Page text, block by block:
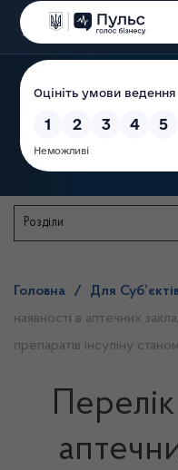
Розділи
Головна / Для
наявності в аптечних
препаратів інсуліну